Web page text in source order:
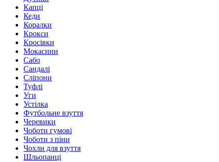
Капці
Кеди
Коралки
Крокси
Кросівки
Мокасини
Сабо
Сандалі
Сліпони
Туфлі
Уги
Устілка
Футбольне взуття
Черевики
Чоботи гумові
Чоботи з піни
Чохли для взуття
Шльопанці